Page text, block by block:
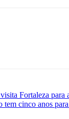
Fortaleza
tem cinco anos